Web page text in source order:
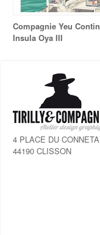
Compagnie Yeu
Insula Oya III
4 PLACE DU
44190 CLISSON